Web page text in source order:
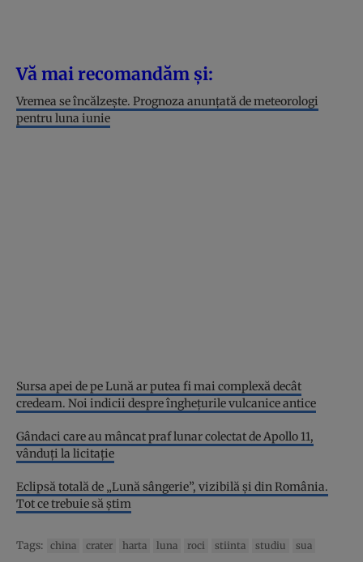
Vă mai recomandăm și:
Vremea se încălzește. Prognoza anunțată de meteorologi
pentru luna iunie
Sursa apei de pe Lună ar putea fi mai complexă decât
credeam. Noi indicii despre înghețurile vulcanice antice
Gândaci care au mâncat praf lunar colectat de Apollo 11,
vânduți la licitație
Eclipsă totală de „Lună sângerie”, vizibilă și din România.
Tot ce trebuie să știm
Tags: china crater harta luna roci stiinta studiu sua